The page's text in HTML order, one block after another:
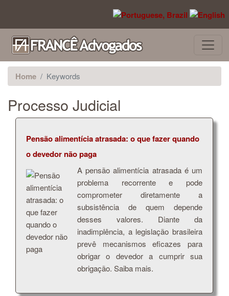
Home Keywords
Processo Judicial
Pensão alimentícia atrasada: o que fazer quando
o devedor não paga
A pensão alimentícia atrasada é um
problema recorrente e pode
comprometer diretamente a
subsistência de quem depende
desses valores. Diante da
inadimplência, a legislação brasileira
prevê mecanismos eficazes para
obrigar o devedor a cumprir sua
obrigação. Saiba mais.